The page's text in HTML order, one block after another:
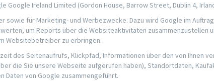
Ireland Limited (Gordon House, Barrow Street, Dublin 4,
für Marketing- und Werbezwecke. Dazu wird Google im
um Reports über die Websiteaktivitäten zusammenzustellen
Websitebetreiber zu erbringen.
des Seitenaufrufs, Klickpfad, Informationen über den von Ihnen
die Sie unsere Webseite aufgerufen haben), Standortdaten,
Daten von Google zusammengeführt.